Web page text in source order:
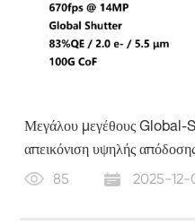
Μεγάλου μεγέθους Global-
απεικόνιση υψηλής
85 2025-12-